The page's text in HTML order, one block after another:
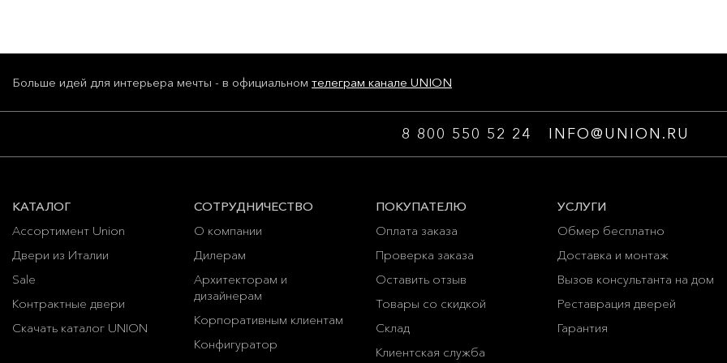
Больше идей для интерьера мечты - в официальном телеграм канале UNION
8 800 550 52 24 INFO@UNION.RU
КАТАЛОГ
Ассортимент Union
Двери из Италии
Sale
Контрактные двери
Скачать каталог UNION
СОТРУДНИЧЕСТВО
О компании
Дилерам
Архитекторам и
дизайнерам
Корпоративным клиентам
Конфигуратор
ПОКУПАТЕЛЮ
Оплата заказа
Проверка заказа
Оставить отзыв
Товары со скидкой
Склад
Клиентская служба
УСЛУГИ
Обмер бесплатно
Доставка и монтаж
Вызов консультанта на дом
Реставрация дверей
Гарантия